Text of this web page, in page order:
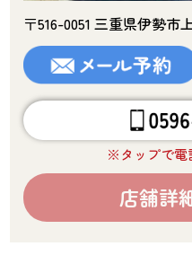
〒516-0051 三重県伊勢市
※タップで電
店舗詳